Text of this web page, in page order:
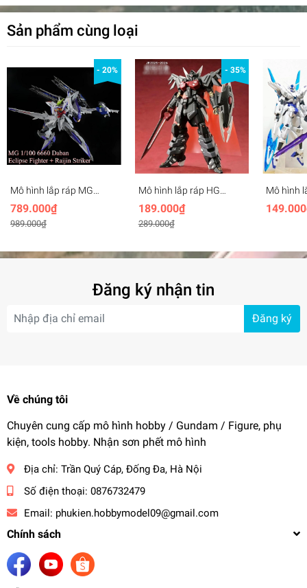
Sản phẩm cùng loại
- 20%
Mô hình lắp ráp MG
1/100 Eclipse gundam +
Raijin Striker 6660 Daban
789.000₫
989.000₫
- 35%
Mô hình lắp ráp HG
1/144 Black Knight
Squad Shi-ve.A gundam -
Sharp Impression
189.000₫
289.000₫
Mô hình
1/144
JMS
Đăng ký nhận tin
Đăng ký
Về chúng tôi
Chuyên cung cấp mô hình hobby / Gundam / Figure, phụ
kiện, tools hobby. Nhận sơn phết mô hình
Địa chỉ: Trần Quý Cáp, Đống Đa, Hà Nội
Số điện thoại: 0876732479
Email: phukien.hobbymodel09@gmail.com
Chính sách